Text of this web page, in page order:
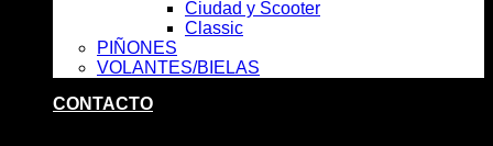
Ciudad y Scooter
Classic
PIÑONES
VOLANTES/BIELAS
CONTACTO